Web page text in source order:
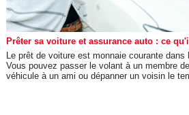
Prêter sa voiture et assurance auto : ce
Le prêt de voiture est monnaie courante dans
Vous pouvez passer le volant à un membre
véhicule à un ami ou dépanner un voisin le